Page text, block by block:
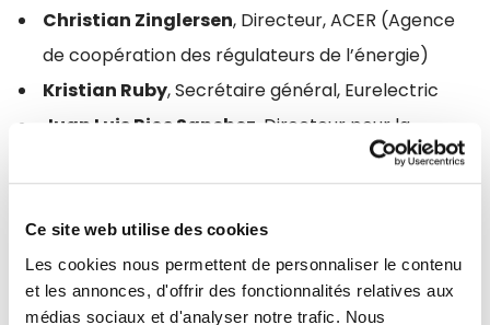
Ce site web utilise des cookies
Les cookies nous permettent de personnaliser le contenu
et les annonces, d'offrir des fonctionnalités relatives aux
médias sociaux et d'analyser notre trafic. Nous
Christian Zinglersen, Directeur, ACER (Agence
de coopération des régulateurs de l’énergie)
Kristian Ruby, Secrétaire général, Eurelectric
Juan Luis Rios Sanchez , Directeur pour la
affaires européennes et conseiller diplomatique
du PDG, ED